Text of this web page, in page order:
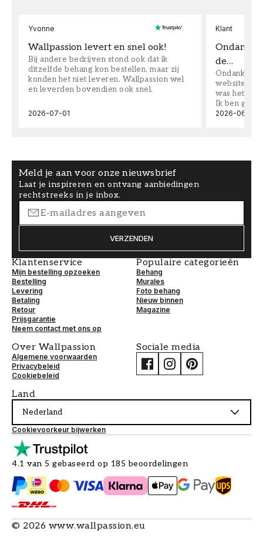
Yvonne
Wallpassion levert en snel ook!
Bij andere bedrijven stond ook dat ik
ditzelfde behang kon bestellen, maar zij
konden het niet leveren. Wallpassion wel
en leverden bovendien ook snel.
2026-07-01
Klant
Ondanks
de…
Ondanks
website
was het
Ik ben
2026-06-08
Meld je aan voor onze nieuwsbrief
Laat je inspireren en ontvang aanbiedingen
rechtstreeks in je inbox.
VERZENDEN
Klantenservice
Mijn bestelling opzoeken
Bestelling
Levering
Betaling
Retour
Prijsgarantie
Neem contact met ons op
Populaire categorieën
Behang
Murales
Foto behang
Nieuw binnen
Magazine
Over Wallpassion
Algemene voorwaarden
Privacybeleid
Cookiebeleid
Sociale media
Land
Nederland
Cookievoorkeur bijwerken
4.1 van 5 gebaseerd op 185 beoordelingen
© 2026 www.wallpassion.eu